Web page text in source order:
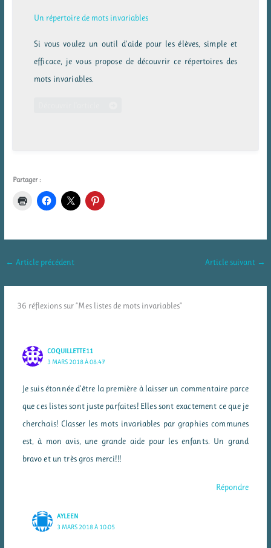
Un répertoire de mots invariables
Si vous voulez un outil d’aide pour les élèves, simple et
efficace, je vous propose de découvrir ce répertoires des
mots invariables.
Partager :
← Article précédent Article suivant →
36 réflexions sur “Mes listes de mots invariables”
COQUILLETTE11
3 MARS 2018 À 08:47
Je suis étonnée d’être la première à laisser un commentaire parce
que ces listes sont juste parfaites! Elles sont exactement ce que je
cherchais! Classer les mots invariables par graphies communes
est, à mon avis, une grande aide pour les enfants. Un grand
bravo et un très gros merci!!!
Répondre
AYLEEN
3 MARS 2018 À 10:05